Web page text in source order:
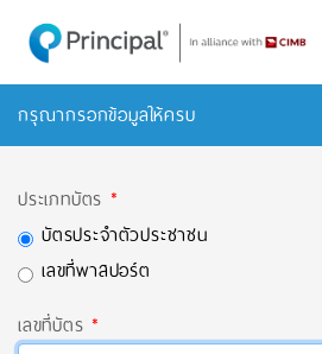
กรุณากรอกข้อมูลให้ครบ
ประเภทบัตร *
บัตรประจำตัวประชาชน
เลขที่พาสปอร์ต
เลขที่บัตร *